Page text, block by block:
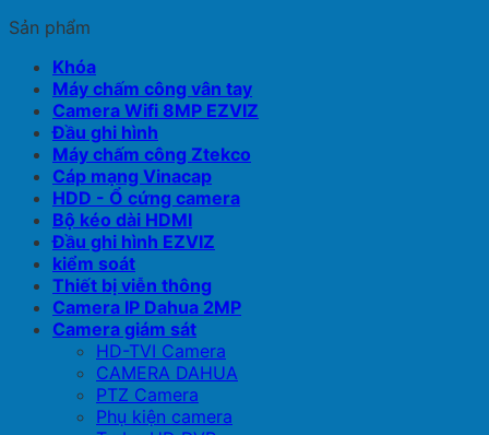
Sản phẩm
Khóa
Máy chấm công vân tay
Camera Wifi 8MP EZVIZ
Đầu ghi hình
Máy chấm công Ztekco
Cáp mạng Vinacap
HDD - Ổ cứng camera
Bộ kéo dài HDMI
Đầu ghi hình EZVIZ
kiểm soát
Thiết bị viễn thông
Camera IP Dahua 2MP
Camera giám sát
HD-TVI Camera
CAMERA DAHUA
PTZ Camera
Phụ kiện camera